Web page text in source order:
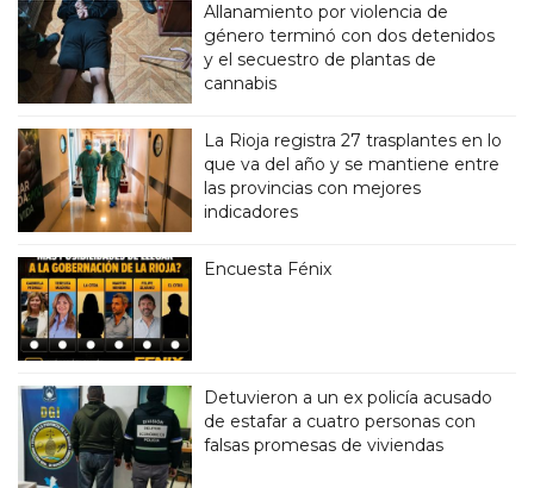
Allanamiento por violencia de
género terminó con dos detenidos
y el secuestro de plantas de
cannabis
La Rioja registra 27 trasplantes en lo
que va del año y se mantiene entre
las provincias con mejores
indicadores
Encuesta Fénix
Detuvieron a un ex policía acusado
de estafar a cuatro personas con
falsas promesas de viviendas